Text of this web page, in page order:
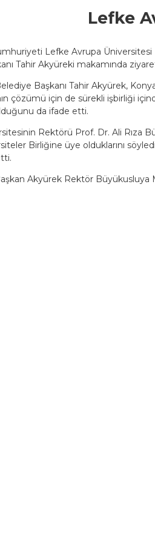
Lefke
Lefke Avrupa
Tahir Akyüreki makamında
Başkanı Tahir Akyürek,
çözümü için de sürekli işbirliği
da ifade etti.
Rektörü Prof. Dr. Ali Rıza
Birliğine üye olduklarını
Akyürek Rektör